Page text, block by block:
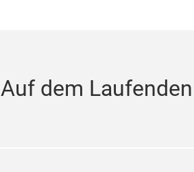
Auf dem